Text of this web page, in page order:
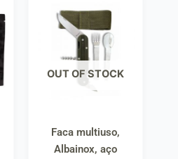
OUT OF STOCK
Faca multiuso,
Albainox, aço